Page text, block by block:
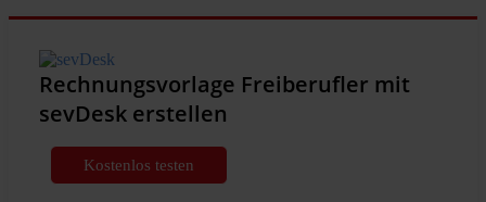
Rechnungsvorlage Freiberufler mit
sevDesk erstellen
Kostenlos testen